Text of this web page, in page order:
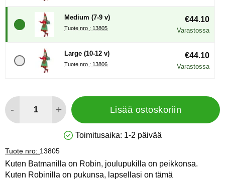
Medium (7-9 v)
Tuote nro : 13805
€44.10
Varastossa
Large (10-12 v)
Tuote nro : 13806
€44.10
Varastossa
- + Lisää ostoskoriin
Saatavuus: Varastossa
Toimitusaika: 1-2 päivää
Tuote nro: 13805
Kuten Batmanilla on Robin, joulupukilla on peikkonsa.
Kuten Robinilla on pukunsa, lapsellasi on tämä